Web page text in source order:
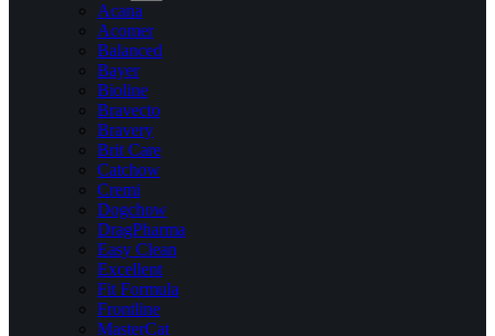
Acana
Acomer
Balanced
Bayer
Bioline
Bravecto
Bravery
Brit Care
Catchow
Cremi
Dogchow
DragPharma
Easy Clean
Excellent
Fit Formula
Frontline
MasterCat